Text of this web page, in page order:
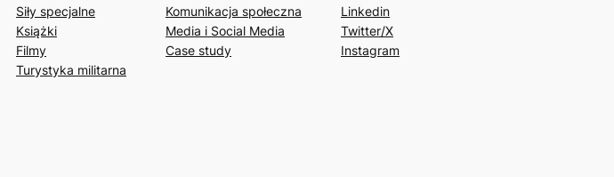
Siły specjalne
Książki
Filmy
Turystyka militarna
Komunikacja społeczna
Media i Social Media
Case study
Linkedin
Twitter/X
Instagram